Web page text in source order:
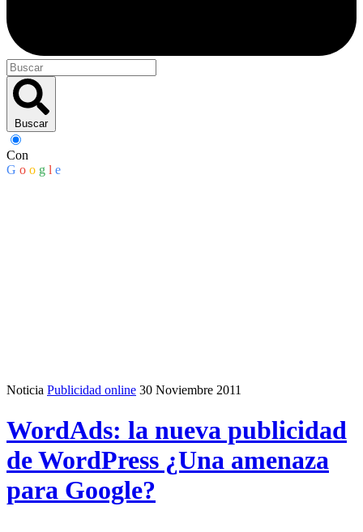
Buscar
Con
G o o g l e
Noticia Publicidad online 30 Noviembre 2011
WordAds: la nueva publicidad
de WordPress ¿Una amenaza
para Google?